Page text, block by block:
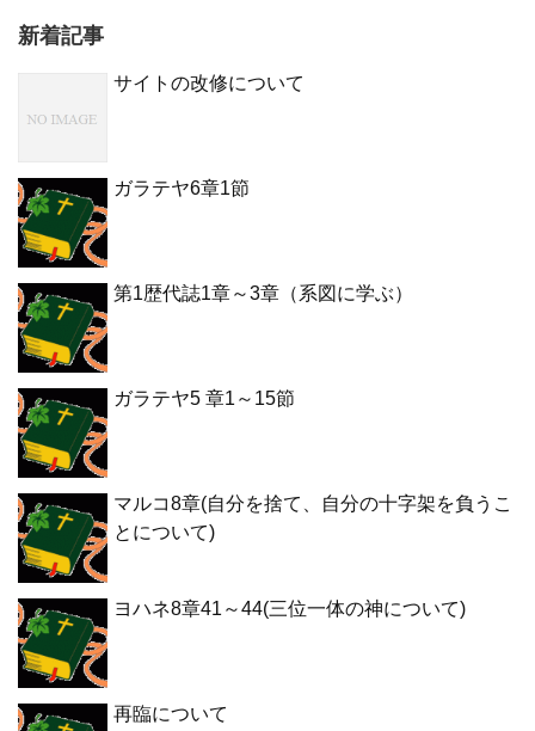
新着記事
サイトの改修について
ガラテヤ6章1節
第1歴代誌1章～3章（系図に学ぶ）
ガラテヤ5 章1～15節
マルコ8章(自分を捨て、自分の十字架を負うこ
とについて)
ヨハネ8章41～44(三位一体の神について)
再臨について